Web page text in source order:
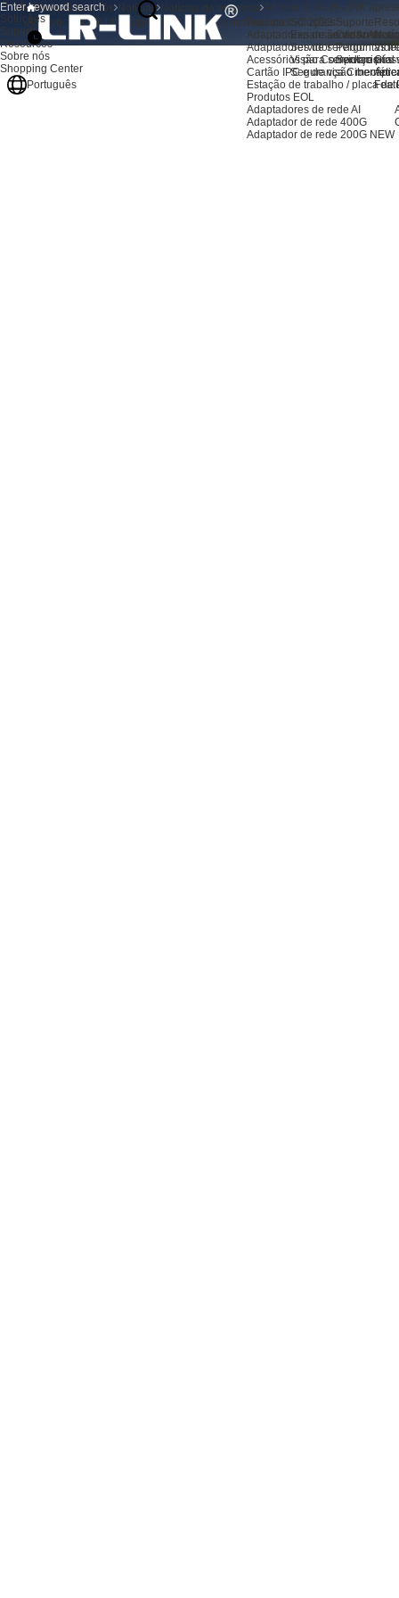
Produtos
Adaptadores de servidor AI
Adaptadores de servidor
Acessórios para servidores
Cartão IPC e de visão
Estação de trabalho / placa de
Produtos EOL
Adaptadores de rede AI
Adaptador de rede 400G
Adaptador de rede 200G NEW
Soluções
Expansão de
Servidor
Visão Computacional
Segurança
Suporte
Centro de
Perguntas
Serviço
Produtos
Soluções
Suporte
Resources
Sobre nós
Shopping Center
Português
Início Sobre nós Notícias Notícias da empresa
Ao vivo 丨 A LR-LINK
Ao vivo 丨 A LR-LINK apresenta soluções incríveis na ISC 2023